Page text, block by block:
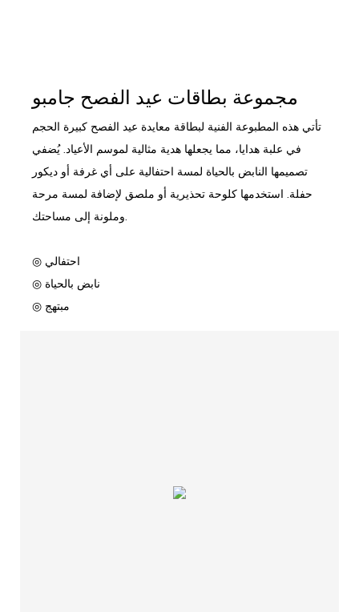
مجموعة بطاقات عيد الفصح جامبو
تأتي هذه المطبوعة الفنية لبطاقة معايدة عيد الفصح كبيرة الحجم
في علبة هدايا، مما يجعلها هدية مثالية لموسم الأعياد. يُضفي
تصميمها النابض بالحياة لمسة احتفالية على أي غرفة أو ديكور
حفلة. استخدمها كلوحة تحذيرية أو ملصق لإضافة لمسة مرحة
◎ احتفالي
◎ نابض بالحياة
◎ مبتهج